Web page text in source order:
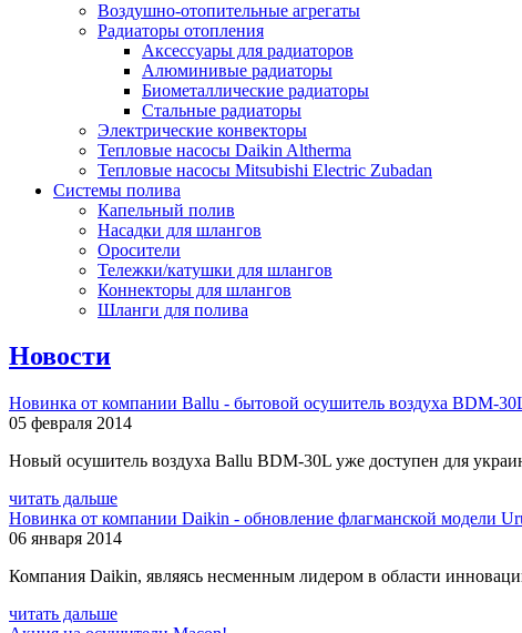
Воздушно-отопительные агрегаты
Радиаторы отопления
Аксессуары для радиаторов
Алюминивые радиаторы
Биометаллические радиаторы
Стальные радиаторы
Электрические конвекторы
Тепловые насосы Daikin Altherma
Тепловые насосы Mitsubishi Electric Zubadan
Системы полива
Капельный полив
Насадки для шлангов
Оросители
Тележки/катушки для шлангов
Коннекторы для шлангов
Шланги для полива
Новости
Новинка от компании Ballu - бытовой осушитель воздуха BDM-
05 февраля 2014
Новый осушитель воздуха Ballu BDM-30L уже доступен для
читать дальше
Новинка от компании Daikin - обновление флагманской модели
06 января 2014
Компания Daikin, являясь несменным лидером в области
читать дальше